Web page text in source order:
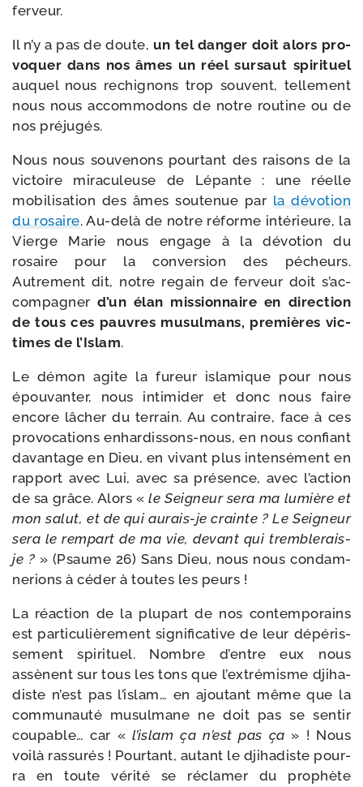
ferveur.
Il n’y a pas de doute, un tel dan­ger doit alors pro­
vo­quer dans nos âmes un réel sur­saut spi­ri­tuel
auquel nous rechi­gnons trop sou­vent, tel­le­ment
nous nous accom­mo­dons de notre rou­tine ou de
nos préjugés.
Nous nous sou­ve­nons pour­tant des rai­sons de la
vic­toire mira­cu­leuse de Lépante : une réelle
mobi­li­sa­tion des âmes sou­te­nue par la dévo­tion
du rosaire. Au-​delà de notre réforme inté­rieure, la
Vierge Marie nous engage à la dévo­tion du
rosaire pour la conver­sion des pécheurs.
Autrement dit, notre regain de fer­veur doit s’ac­
com­pa­gnerd’un élan mis­sion­naire en direc­tion
de tous ces pauvres musul­mans, pre­mières vic­
times de l’Islam.
Le démon agite la fureur isla­mique pour nous
épou­van­ter, nous inti­mi­der et donc nous faire
encore lâcher du ter­rain. Au contraire, face à ces
pro­vo­ca­tions enhardissons-​nous, en nous confiant
davan­tage en Dieu, en vivant plus inten­sé­ment en
rap­port avec Lui, avec sa pré­sence, avec l’ac­tion
de sa grâce. Alors «le Seigneur sera ma lumière et
mon salut, et de qui aurais-​je crainte ? Le Seigneur
sera le rem­part de ma vie, devant qui tremblerais-​
je ? » (Psaume 26) Sans Dieu, nous nous condam­
ne­rions à céder à toutes les peurs !
La réac­tion de la plu­part de nos contem­po­rains
est par­ti­cu­liè­re­ment signi­fi­ca­tive de leur dépé­ris­
se­ment spi­ri­tuel. Nombre d’entre eux nous
assènent sur tous les tons que l’ex­tré­misme dji­ha­
diste n’est pas l’is­lam… en ajou­tant même que la
com­mu­nau­té musul­mane ne doit pas se sen­tir
cou­pable… car « l’is­lam ça n’est pas ça » ! Nous
voi­là ras­su­rés ! Pourtant, autant le dji­ha­diste pour­
ra en toute véri­té se récla­mer du pro­phète